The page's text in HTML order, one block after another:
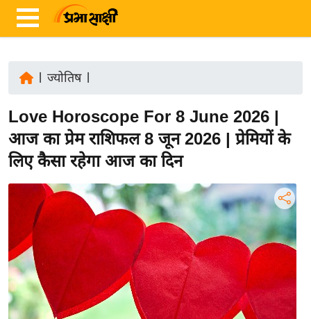
ज़ा
ख
ब
र
अं
त
र्रा
ष्ट्री
ज्योतिष|
Love Horoscope For 8 June 2026 |
आज का प्रेम राशिफल 8 जून 2026 | प्रेमियों के
लिए कैसा रहेगा आज का दिन